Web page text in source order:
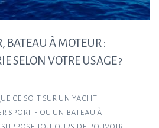
BATEAU À MOTEUR :
SELON VOTRE USAGE ?
ce soit sur un yacht
sportif ou un bateau à
toujours de pouvoir